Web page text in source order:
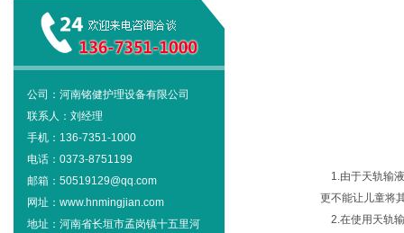
公司：河南铭健护理设备有限公司
联系人：刘经理
手机：136-7351-1000
电话：0373-8751199
邮箱：50519129@qq.com
网址：www.hnmingjian.com
地址：河南省长垣市孟岗镇十五里河
1.由于天轨输
更不能让儿童将
2.在使用天轨